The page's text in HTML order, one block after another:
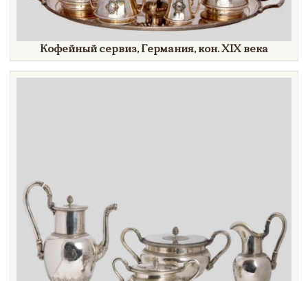
Кофейный сервиз, Германия, кон.XIX века